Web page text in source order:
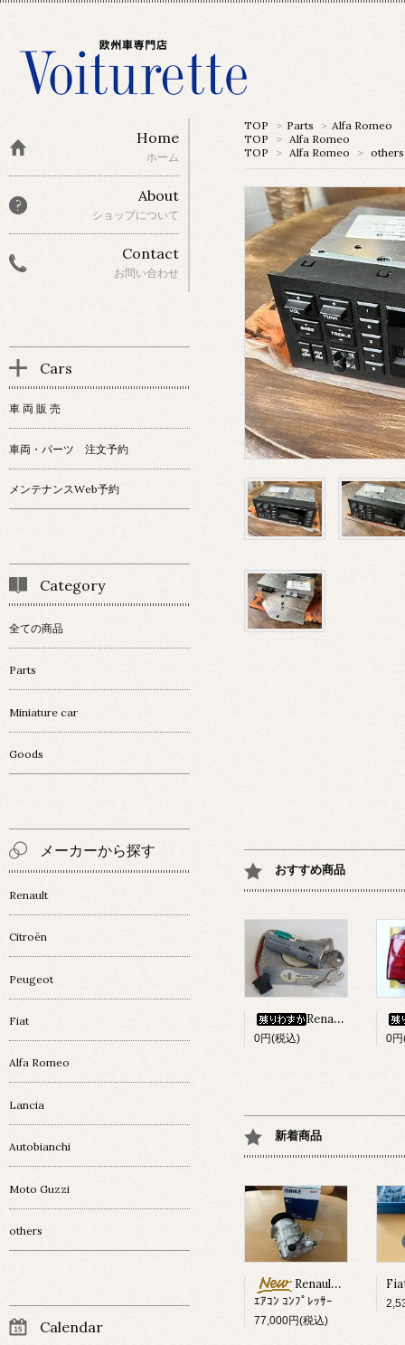
TOP > Parts > Alfa Romeo
TOP
> Alfa Romeo
TOP
> Alfa Romeo > others
おすすめ商品
Renault 4 ｲｸﾞﾆｯｼｮﾝ・ｷｰｼﾘﾝﾀﾞｰset
0円(税込) 0
新着商品
Renault Megane ?
ｴｱｺﾝ ｺﾝﾌﾟﾚｯｻｰ
77,000円(税込)
Home
ホーム
About
ショップについて
Contact
お問い合わせ
Cars
車 両 販 売
車両・パーツ 注文予約
メンテナンスWeb予約
Category
全ての商品
Parts
Miniature car
Goods
メーカーから探す
Renault
Citroën
Peugeot
Fiat
Alfa Romeo
Lancia
Autobianchi
Moto Guzzi
others
Calendar